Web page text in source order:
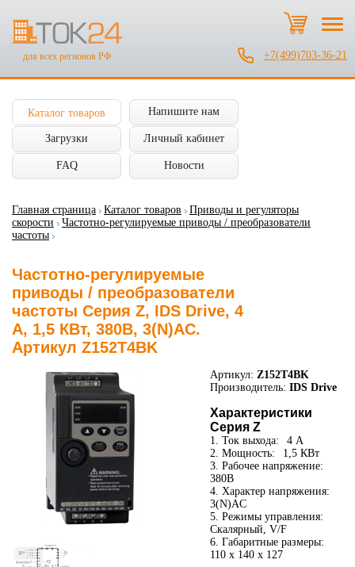
для всех регионов РФ +7(499)703-36-21
Каталог товаров Напишите нам
Загрузки Личный кабинет
FAQ Новости
Главная страница Каталог товаров
Приводы и регуляторы
скорости
Частотно-регулируемые приводы / преобразователи
частоты
Частотно-регулируемые
приводы / преобразователи
частоты Серия Z, IDS Drive, 4
А, 1,5 КВт, 380В, 3(N)AC.
Артикул Z152T4BK
Артикул: Z152T4BK
Производитель: IDS Drive
Характеристики
Серия Z
1. Ток выхода:
4 А
2. Мощность:
1,5 КВт
3. Рабочее напряжение:
380В
4. Характер напряжения:
3(N)AC
5. Режимы управления:
Скалярный, V/F
6. Габаритные размеры:
110 x 140 x 127